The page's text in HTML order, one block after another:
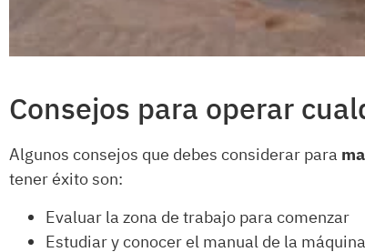
Consejos para operar
Algunos consejos que debes considerar para
tener éxito son:
Evaluar la zona de trabajo para comenzar
Estudiar y conocer el manual de la máquina